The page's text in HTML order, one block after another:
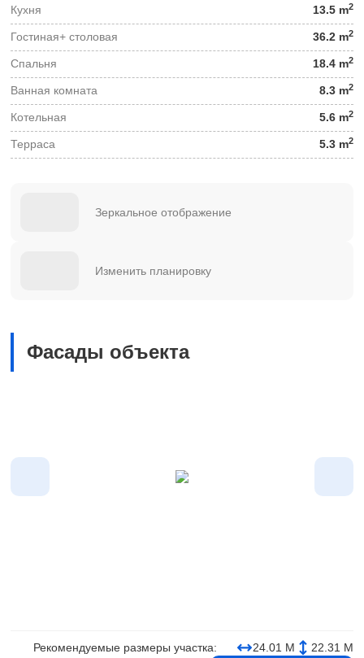
Кухня 13.5 m2
Гостиная+ столовая 36.2 m2
Спальня 18.4 m2
Ванная комната 8.3 m2
Котельная 5.6 m2
Терраса 5.3 m2
Зеркальное отображение
Изменить планировку
Фасады объекта
Рекомендуемые размеры участка: 24.01 М
22.31 М